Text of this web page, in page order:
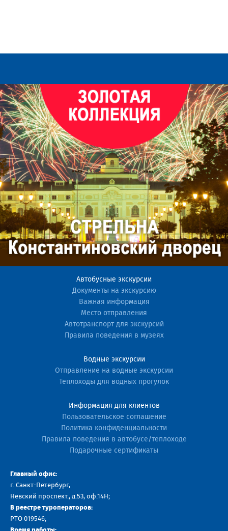
Автобусные экскурсии
Документы на экскурсию
Важная информация
Место отправления
Автотранспорт для экскурсий
Правила поведения в музеях
Водные экскурсии
Отправление на водные экскурсии
Теплоходы для водных прогулок
Информация для клиентов
Пользовательское соглашение
Политика конфиденциальности
Правила поведения в автобусе/теплоходе
Подарочные сертификаты
Главный офис:
г. Санкт-Петербург,
Невский проспект., д.53, оф.14H;
В реестре туроператоров:
РТО 019546;